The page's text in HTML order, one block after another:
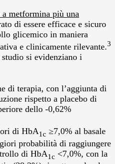
a metformina più una
di essere efficace e sicuro
glicemico in maniera
e clinicamente rilevante.3
si evidenziano i
di terapia, con l’aggiunta di
rispetto a placebo di
dello -0,62%
di HbA1c ≥7,0% al basale
probabilità di raggiungere
di HbA1c <7,0%, con la